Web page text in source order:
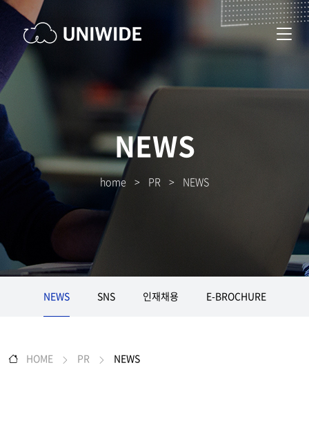
NEWS
home > PR > NEWS
NEWS SNS 인재채용 E-BROCHURE
HOME PR NEWS